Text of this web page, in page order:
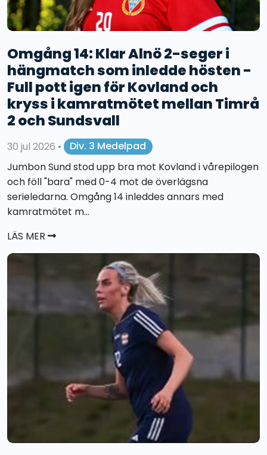
Omgång 14: Klar Alnö 2-seger i
hängmatch som inledde hösten -
Full pott igen för Kovland och
kryss i kamratmötet mellan Timrå
2 och Sundsvall
30 jul 2026 •
Div. 3 Medelpad
Jumbon Sund stod upp bra mot Kovland i vårepilogen
och föll "bara" med 0-4 mot de överlägsna
serieledarna. Omgång 14 inleddes annars med
kamratmötet m...
LÄS MER